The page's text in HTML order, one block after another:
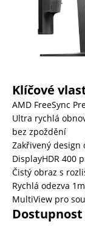
Klíčové
AMD FreeSync
Ultra rychlá
bez zpoždění
Zakřivený design
DisplayHDR 400
Čistý obraz s
Rychlá odezva
MultiView pro
Dostupnost